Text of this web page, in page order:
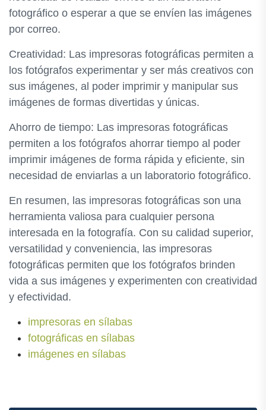
fotográfico o esperar a que se envíen las imágenes
por correo.
Creatividad: Las impresoras fotográficas permiten a
los fotógrafos experimentar y ser más creativos con
sus imágenes, al poder imprimir y manipular sus
imágenes de formas divertidas y únicas.
Ahorro de tiempo: Las impresoras fotográficas
permiten a los fotógrafos ahorrar tiempo al poder
imprimir imágenes de forma rápida y eficiente, sin
necesidad de enviarlas a un laboratorio fotográfico.
En resumen, las impresoras fotográficas son una
herramienta valiosa para cualquier persona
interesada en la fotografía. Con su calidad superior,
versatilidad y conveniencia, las impresoras
fotográficas permiten que los fotógrafos brinden
vida a sus imágenes y experimenten con creatividad
y efectividad.
impresoras en sílabas
fotográficas en sílabas
imágenes en sílabas